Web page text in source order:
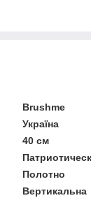
Brushme
Україна
40 см
Полотно
Вертикальна